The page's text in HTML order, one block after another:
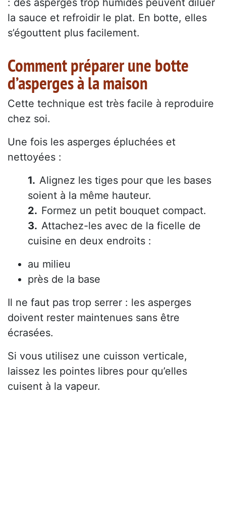
: des asperges trop humides peuvent diluer
la sauce et refroidir le plat. En botte, elles
s’égouttent plus facilement.
Comment préparer une botte
d’asperges à la maison
Cette technique est très facile à reproduire
chez soi.
Une fois les asperges épluchées et
nettoyées :
Alignez les tiges pour que les bases
soient à la même hauteur.
Formez un petit bouquet compact.
Attachez-les avec de la ficelle de
cuisine en deux endroits :
au milieu
près de la base
Il ne faut pas trop serrer : les asperges
doivent rester maintenues sans être
écrasées.
Si vous utilisez une cuisson verticale,
laissez les pointes libres pour qu’elles
cuisent à la vapeur.